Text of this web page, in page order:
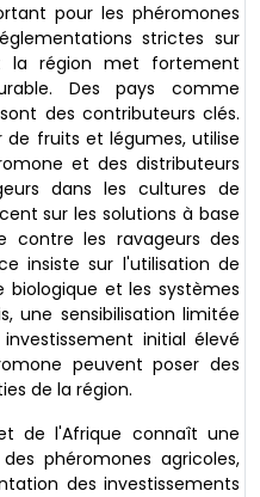
pour les phéromones
strictes sur
la région met fortement
Des pays comme
des contributeurs clés.
de fruits et légumes, utilise
et des distributeurs
dans les cultures de
sur les solutions à base
contre les ravageurs des
insiste sur l'utilisation de
biologique et les systèmes
une sensibilisation limitée
initial élevé
peuvent poser des
de la région.
de l'Afrique connaît une
phéromones agricoles,
des investissements